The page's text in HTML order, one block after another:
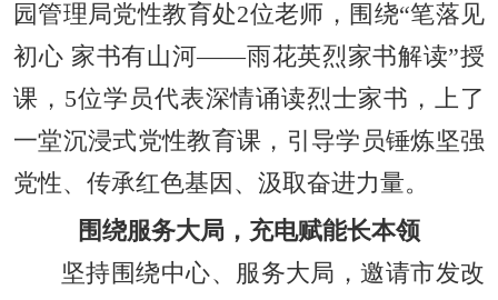
园管理局党性教育处2位老师，围绕“笔落见
初心 家书有山河——雨花英烈家书解读”授
课，5位学员代表深情诵读烈士家书，上了
一堂沉浸式党性教育课，引导学员锤炼坚强
党性、传承红色基因、汲取奋进力量。
围绕服务大局，充电赋能长本领
坚持围绕中心、服务大局，邀请市发改